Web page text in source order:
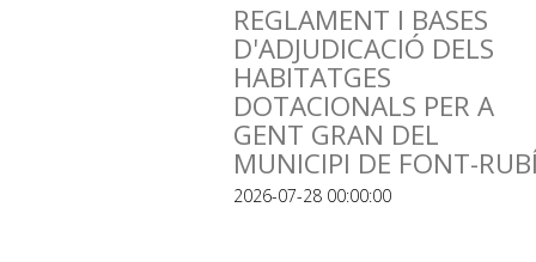
REGLAMENT I BASES
D'ADJUDICACIÓ DELS
HABITATGES
DOTACIONALS PER A
GENT GRAN DEL
MUNICIPI DE FONT-
2026-07-28 00:00:00